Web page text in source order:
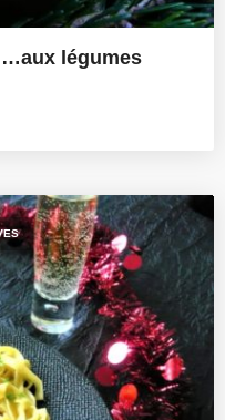
légumes